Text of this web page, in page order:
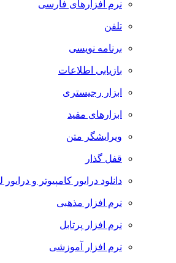
نرم افزارهای فارسی
تلفن
برنامه نویسی
بازیابی اطلاعات
ابزار رجیستری
ابزارهای مفید
ویرایشگر متن
قفل گذار
دانلود درایور کامپیوتر و درایور لپ تاپ
نرم افزار مذهبی
نرم افزار پرتابل
نرم افزار آموزشی